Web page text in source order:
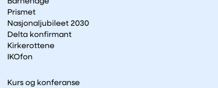
Barnehage
Prismet
Nasjonaljubileet 2030
Delta konfirmant
Kirkerottene
IKOfon
Kurs og konferanse